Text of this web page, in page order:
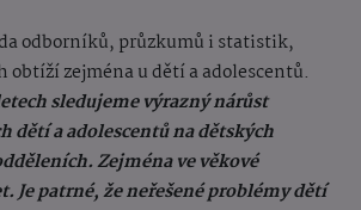
odborníků, průzkumů i statistik,
obtíží zejména u dětí a adolescentů.
sledujeme výrazný nárůst
dětí a adolescentů na dětských
Zejména ve věkové
Je patrné, že neřešené problémy dětí